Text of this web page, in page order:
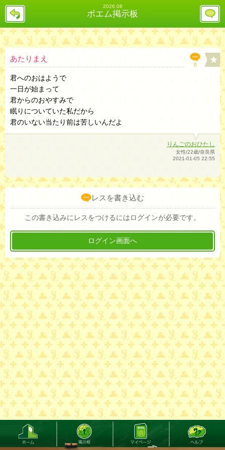
2026.08
ポエム掲示板
戻
レ
投
稿
欄
0
あたりまえ
君へのおはようで
一日が始まって
君からのおやすみで
眠りについていた私だから
君のいない当たり前は苦しいんだよ
りんごのおひたし
女性/22歳/奈良県
2021-01-05 22:55
レスを書き込む
この書き込みにレスをつけるにはログインが必要です。
ログイン画面へ